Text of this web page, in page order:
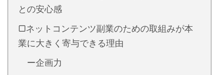
との安心感
▢ネットコンテンツ副業のための取組みが本
業に大きく寄与できる理由
ー企画力